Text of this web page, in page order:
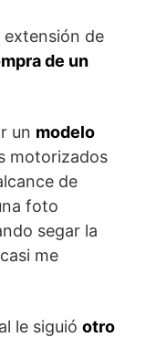
extensión de
de un
un modelo
motorizados
de
foto
segar la
me
le siguió otro